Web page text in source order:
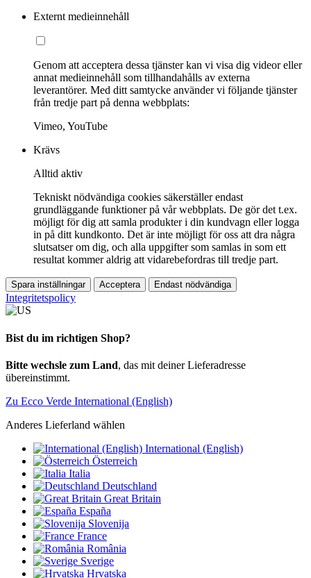
Externt medieinnehåll
Genom att acceptera dessa tjänster kan vi visa dig videor eller
annat medieinnehåll som tillhandahålls av externa
leverantörer. Med ditt samtycke använder vi följande tjänster
från tredje part på denna webbplats:
Vimeo, YouTube
Krävs
Alltid aktiv
Tekniskt nödvändiga cookies säkerställer endast
grundläggande funktioner på vår webbplats. De gör det t.ex.
möjligt för dig att samla produkter i din kundvagn eller logga
in på ditt kundkonto. Det är inte möjligt för oss att dra några
slutsatser om dig, och alla uppgifter som samlas in som ett
resultat kommer aldrig att vidarebefordras till tredje part.
Spara inställningar Acceptera Endast nödvändiga
Integritetspolicy
Bist du im richtigen Shop?
Bitte wechsle zum Land, das mit deiner Lieferadresse
übereinstimmt.
Zu Ecco Verde International (English)
Anderes Lieferland wählen
International (English)
Österreich
Italia
Deutschland
Great Britain
España
Slovenija
France
România
Sverige
Hrvatska